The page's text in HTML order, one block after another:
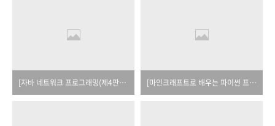
[자바 네트워크 프로그래밍(제4판)]_오탈자 [마인크래프트로 배우는 파이썬 프로그래밍]_오탈자